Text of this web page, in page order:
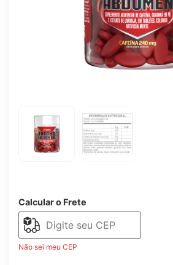
Calcular o Frete
Não sei meu CEP